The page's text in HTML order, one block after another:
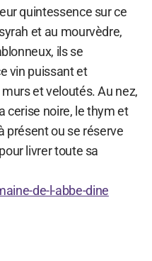
quintessence sur ce
et au mourvèdre,
ils se
vin puissant et
et veloutés. Au nez,
cerise noire, le thym et
présent ou se réserve
livrer toute sa
de-l-abbe-dine